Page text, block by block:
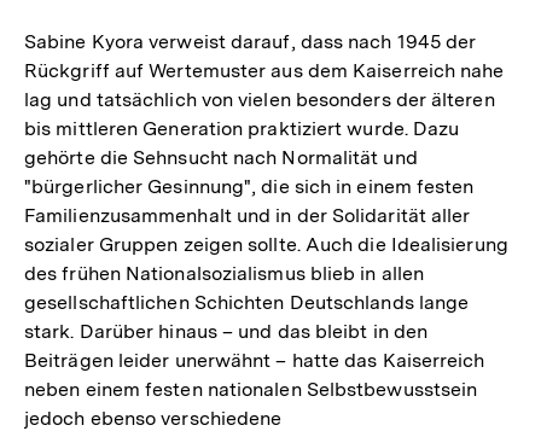
Sabine Kyora verweist darauf, dass nach 1945 der
Rückgriff auf Wertemuster aus dem Kaiserreich nahe
lag und tatsächlich von vielen besonders der älteren
bis mittleren Generation praktiziert wurde. Dazu
gehörte die Sehnsucht nach Normalität und
"bürgerlicher Gesinnung", die sich in einem festen
Familienzusammenhalt und in der Solidarität aller
sozialer Gruppen zeigen sollte. Auch die Idealisierung
des frühen Nationalsozialismus blieb in allen
gesellschaftlichen Schichten Deutschlands lange
stark. Darüber hinaus – und das bleibt in den
Beiträgen leider unerwähnt – hatte das Kaiserreich
neben einem festen nationalen Selbstbewusstsein
jedoch ebenso verschiedene